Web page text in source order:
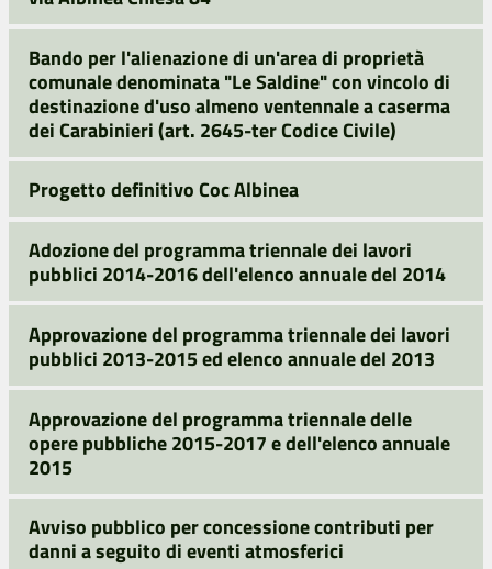
Bando per l'alienazione di un'area di proprietà
comunale denominata "Le Saldine" con vincolo di
destinazione d'uso almeno ventennale a caserma
dei Carabinieri (art. 2645-ter Codice Civile)
Progetto definitivo Coc Albinea
Adozione del programma triennale dei lavori
pubblici 2014-2016 dell'elenco annuale del 2014
Approvazione del programma triennale dei lavori
pubblici 2013-2015 ed elenco annuale del 2013
Approvazione del programma triennale delle
opere pubbliche 2015-2017 e dell'elenco annuale
2015
Avviso pubblico per concessione contributi per
danni a seguito di eventi atmosferici